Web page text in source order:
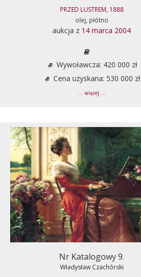
PRZED LUSTREM, 1888
olej, płótno
aukcja z 14 marca 2004
Wywoławcza: 420 000 zł
Cena uzyskana: 530 000 zł
... więcej ...
Nr Katalogowy 9.
Władysław Czachórski